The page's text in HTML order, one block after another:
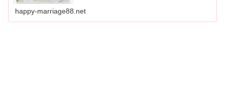
happy-marriage88.net